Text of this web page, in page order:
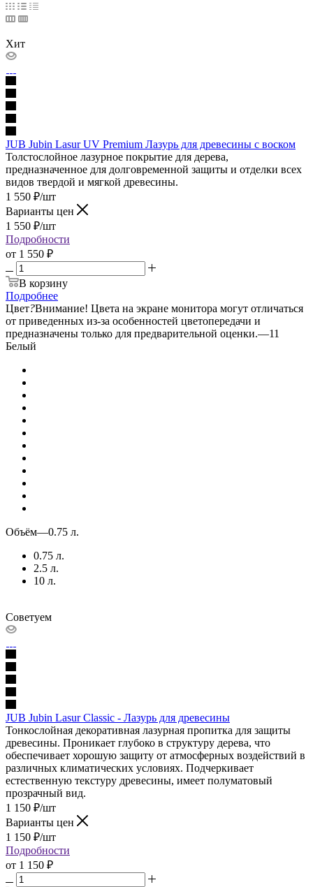
Хит
JUB Jubin Lasur UV Premium Лазурь для древесины с воском
Толстослойное лазурное покрытие для дерева,
предназначенное для долговременной защиты и отделки всех
видов твердой и мягкой древесины.
1 550 ₽/шт
Варианты цен
1 550 ₽/шт
Подробности
от 1 550 ₽
В корзину
Подробнее
Цвет?Внимание! Цвета на экране монитора могут отличаться
от приведенных из-за особенностей цветопередачи и
предназначены только для предварительной оценки.—11
Белый
Объём—0.75 л.
0.75 л.
2.5 л.
10 л.
Советуем
JUB Jubin Lasur Classic - Лазурь для древесины
Тонкослойная декоративная лазурная пропитка для защиты
древесины. Проникает глубоко в структуру дерева, что
обеспечивает хорошую защиту от атмосферных воздействий в
различных климатических условиях. Подчеркивает
естественную текстуру древесины, имеет полуматовый
прозрачный вид.
1 150 ₽/шт
Варианты цен
1 150 ₽/шт
Подробности
от 1 150 ₽